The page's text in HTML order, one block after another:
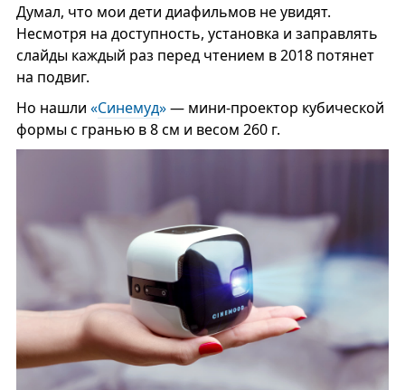
Думал, что мои дети диафильмов не увидят.
Несмотря на доступность, установка и заправлять
слайды каждый раз перед чтением в 2018 потянет
на подвиг.
Но нашли «Синемуд»— мини-проектор кубической
формы с гранью в 8 см и весом 260 г.